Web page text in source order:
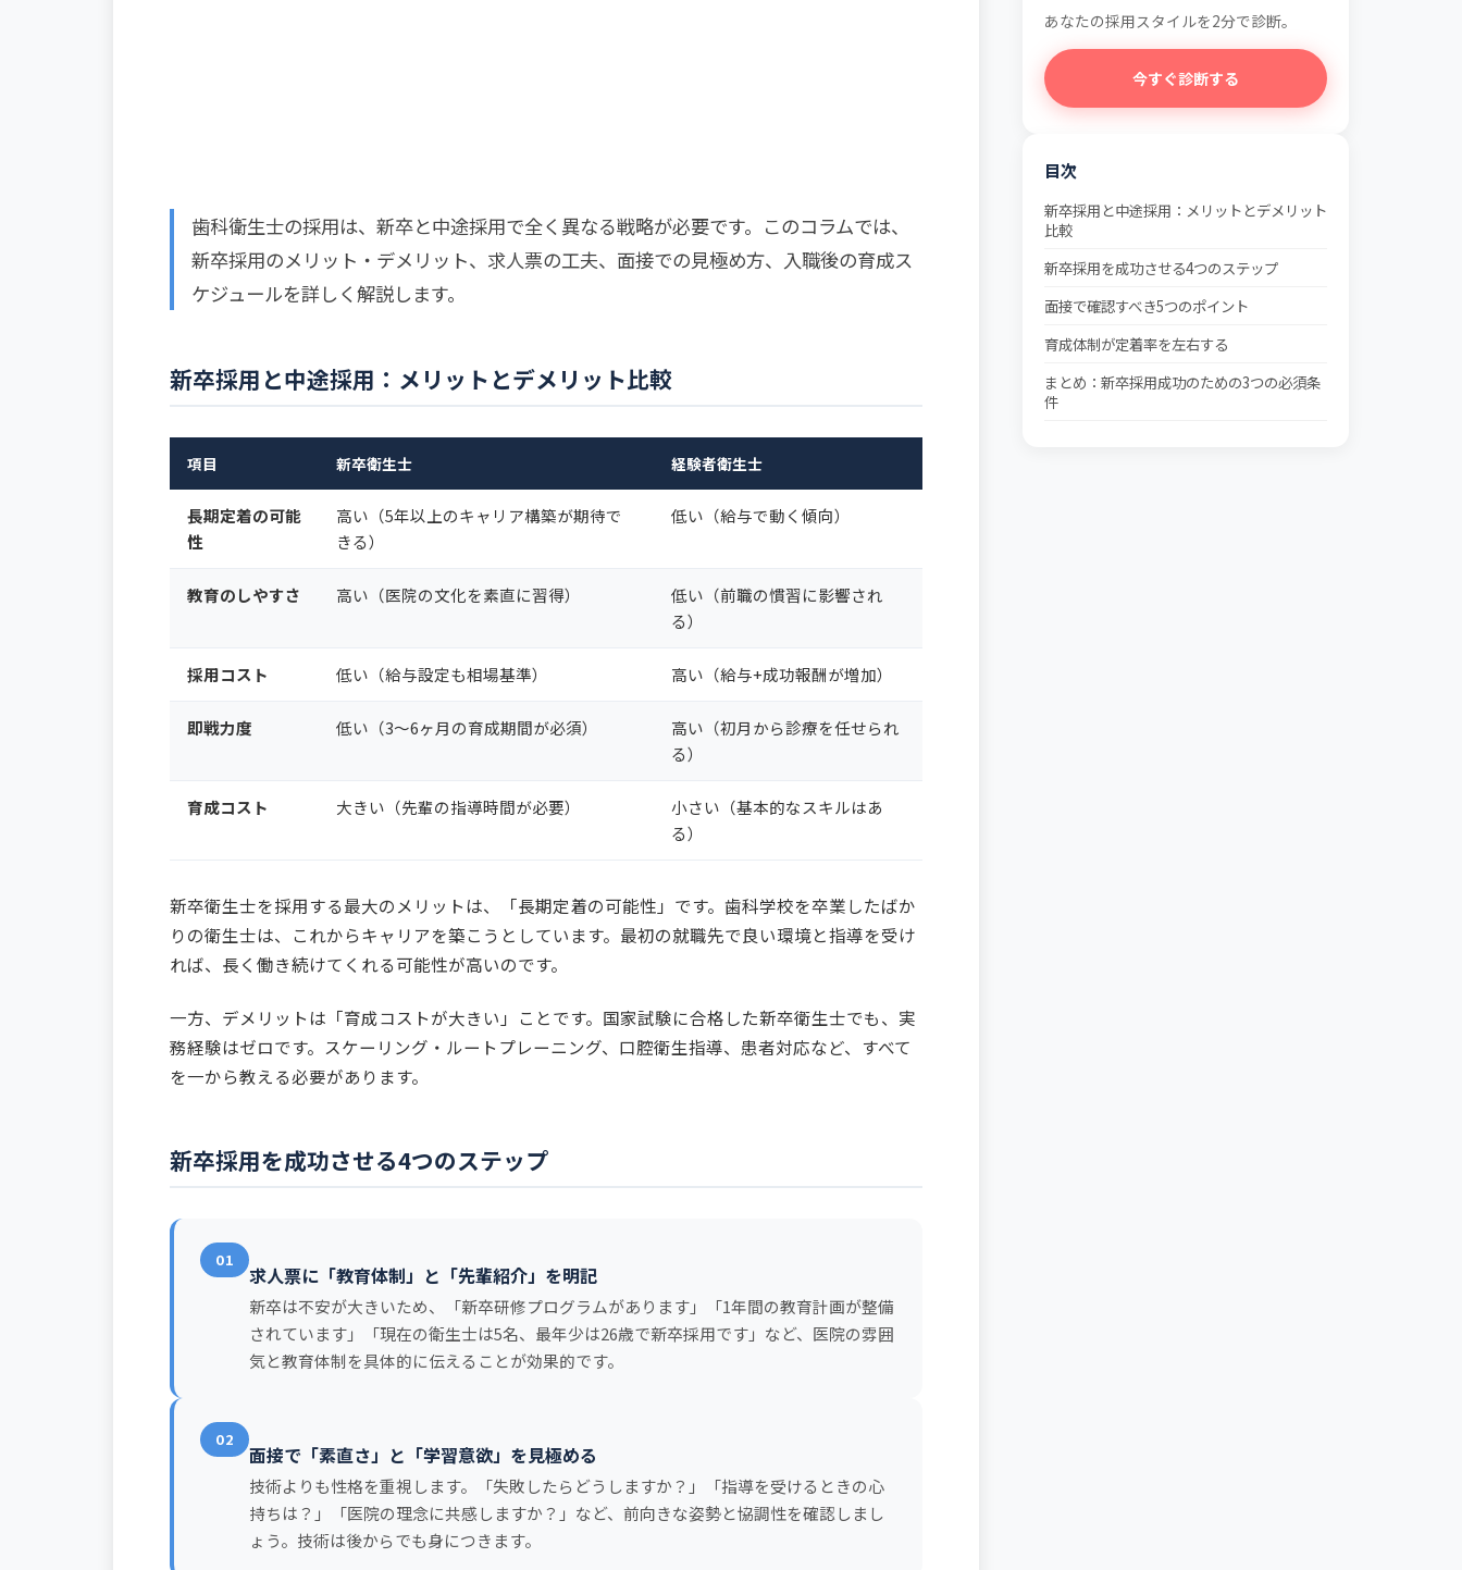
歯科衛生士の採用は、新卒と中途採用で全く異なる戦略が必要です。このコラムでは、
新卒採用のメリット・デメリット、求人票の工夫、面接での見極め方、入職後の育成ス
ケジュールを詳しく解説します。
新卒採用と中途採用：メリットとデメリット比較
項目 新卒衛生士 経験者衛生士
長期定着の可能
性
高い（5年以上のキャリア構築が期待で
きる）
低い（給与で動く傾向）
教育のしやすさ 高い（医院の文化を素直に習得）
低い（前職の慣習に影響され
る）
採用コスト 低い（給与設定も相場基準） 高い（給与+成功報酬が増加）
即戦力度 低い（3〜6ヶ月の育成期間が必須）
高い（初月から診療を任せられ
る）
育成コスト 大きい（先輩の指導時間が必要）
小さい（基本的なスキルはあ
る）
新卒衛生士を採用する最大のメリットは、「長期定着の可能性」です。歯科学校を卒業したばか
りの衛生士は、これからキャリアを築こうとしています。最初の就職先で良い環境と指導を受け
れば、長く働き続けてくれる可能性が高いのです。
一方、デメリットは「育成コストが大きい」ことです。国家試験に合格した新卒衛生士でも、実
務経験はゼロです。スケーリング・ルートプレーニング、口腔衛生指導、患者対応など、すべて
を一から教える必要があります。
新卒採用を成功させる4つのステップ
01
求人票に「教育体制」と「先輩紹介」を明記
新卒は不安が大きいため、「新卒研修プログラムがあります」「1年間の教育計画が整備
されています」「現在の衛生士は5名、最年少は26歳で新卒採用です」など、医院の雰囲
気と教育体制を具体的に伝えることが効果的です。
02
面接で「素直さ」と「学習意欲」を見極める
技術よりも性格を重視します。「失敗したらどうしますか？」「指導を受けるときの心
持ちは？」「医院の理念に共感しますか？」など、前向きな姿勢と協調性を確認しまし
ょう。技術は後からでも身につきます。
あなたの採用スタイルを2分で診断。
今すぐ診断する
目次
新卒採用と中途採用：メリットとデメリット
比較
新卒採用を成功させる4つのステップ
面接で確認すべき5つのポイント
育成体制が定着率を左右する
まとめ：新卒採用成功のための3つの必須条
件